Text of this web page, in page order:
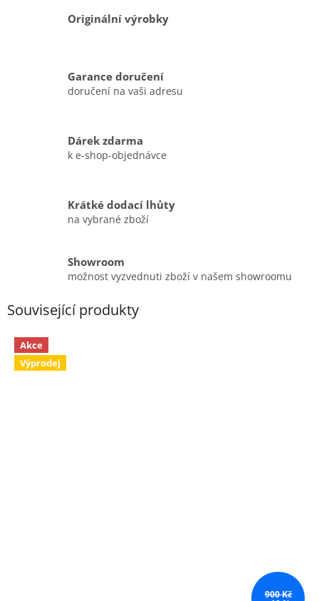
Originální výrobky
Garance doručení
doručení na vaši adresu
Dárek zdarma
k e-shop-objednávce
Krátké dodací lhůty
na vybrané zboží
Showroom
možnost vyzvednuti zboží v našem showroomu
Související produkty
Akce
Výprodej
900 Kč